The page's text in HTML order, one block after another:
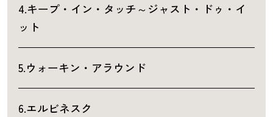
4.キープ・イン・タッチ～ジャスト・ドゥ・イ
ット
5.ウォーキン・アラウンド
6.エルビネスク